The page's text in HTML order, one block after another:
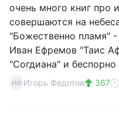
очень много книг про
совершаются на
"Божественно пламя"
Иван Ефремов "Таис
"Согдиана" и беспорно
ИФ Игорь Федотов 367